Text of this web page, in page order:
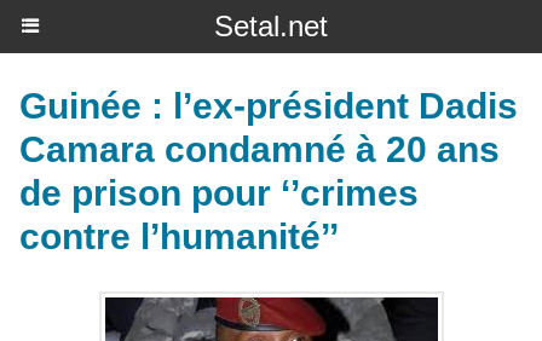
Setal.net
Guinée : l’ex-président Dadis
Camara condamné à 20 ans
de prison pour ‘’crimes
contre l’humanité’’